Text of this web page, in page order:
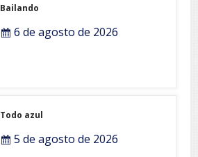
Bailando
6 de agosto de 2026
Todo azul
5 de agosto de 2026